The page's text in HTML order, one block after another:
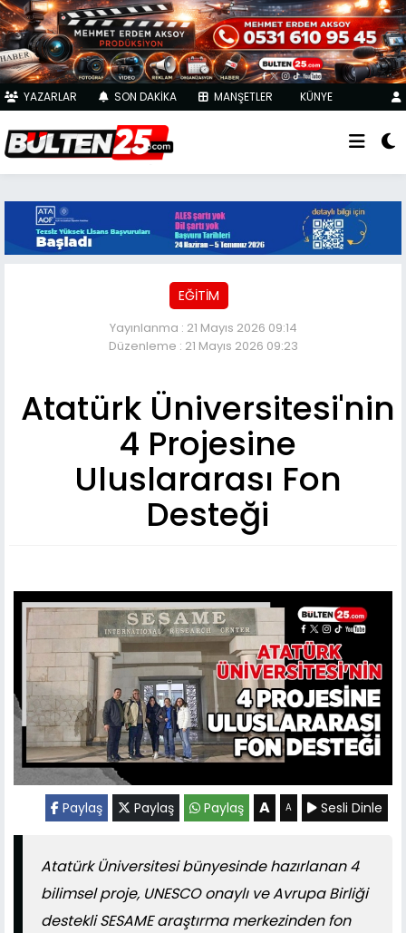
YAZARLAR SON DAKİKA MANŞETLER KÜNYE
EĞİTİM
Yayınlanma : 21 Mayıs 2026 09:14
Düzenleme : 21 Mayıs 2026 09:23
Atatürk Üniversitesi'nin
4 Projesine
Uluslararası Fon
Desteği
Paylaş Paylaş Paylaş A A Sesli Dinle
Atatürk Üniversitesi bünyesinde hazırlanan 4
bilimsel proje, UNESCO onaylı ve Avrupa Birliği
destekli SESAME araştırma merkezinden fon